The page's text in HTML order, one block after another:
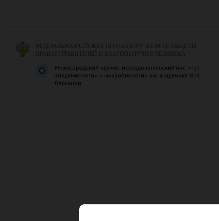
ФЕДЕРАЛЬНАЯ СЛУЖБА ПО НАДЗОРУ В СФЕРЕ ЗАЩИТЫ
ПРАВ ПОТРЕБИТЕЛЕЙ И БЛАГОПОЛУЧИЯ ЧЕЛОВЕКА
Нижегородский научно-исследовательский институт
эпидемиологии и микробиологии им. академика И.Н.
Блохиной